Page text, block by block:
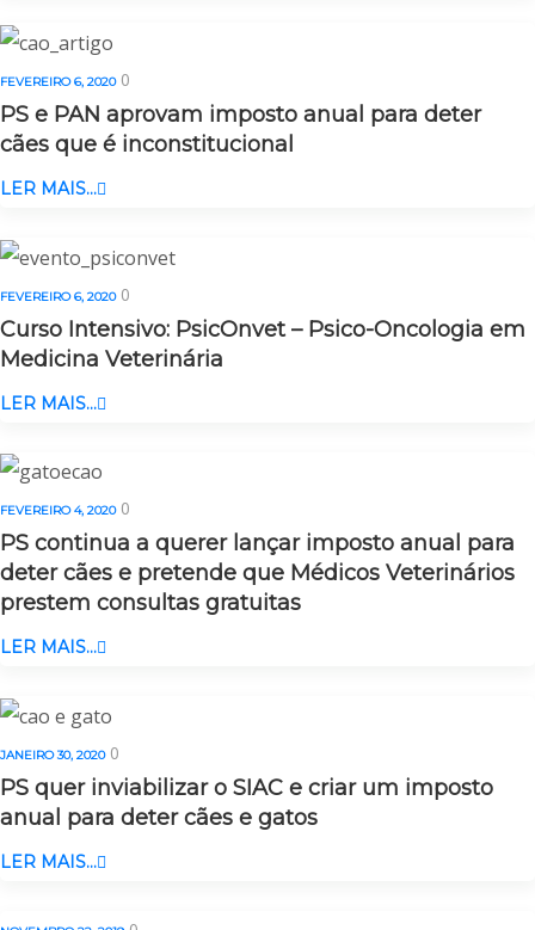
FEVEREIRO 6, 2020 0
PS e PAN aprovam imposto anual para deter
cães que é inconstitucional
LER MAIS...
FEVEREIRO 6, 2020 0
Curso Intensivo: PsicOnvet – Psico-Oncologia em
Medicina Veterinária
LER MAIS...
FEVEREIRO 4, 2020 0
PS continua a querer lançar imposto anual para
deter cães e pretende que Médicos Veterinários
prestem consultas gratuitas
LER MAIS...
JANEIRO 30, 2020 0
PS quer inviabilizar o SIAC e criar um imposto
anual para deter cães e gatos
LER MAIS...